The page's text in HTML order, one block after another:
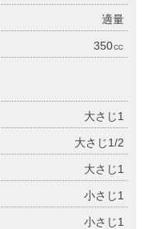
適量
350㏄
大さじ1
大さじ1/2
大さじ1
小さじ1
小さじ1